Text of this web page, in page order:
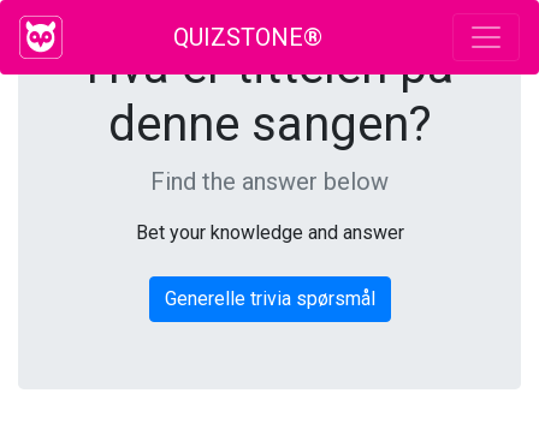
QUIZSTONE®
Hva er tittelen på
denne sangen?
Find the answer below
Bet your knowledge and answer
Generelle trivia spørsmål